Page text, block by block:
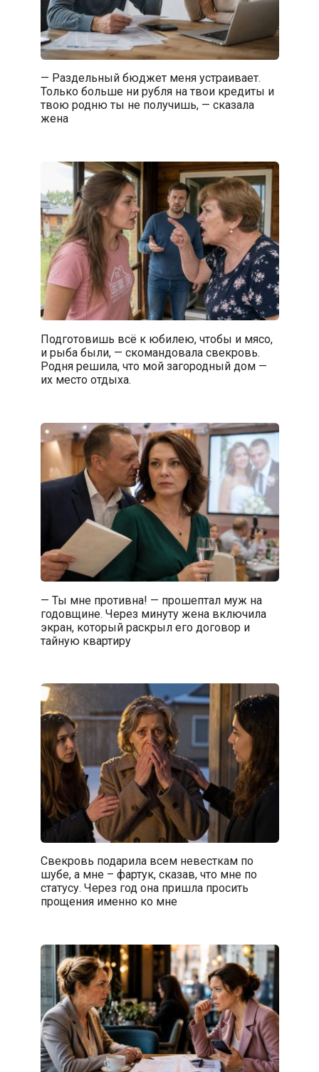
— Раздельный бюджет меня устраивает.
Только больше ни рубля на твои кредиты и
твою родню ты не получишь, — сказала
жена
Подготовишь всё к юбилею, чтобы и мясо,
и рыба были, — скомандовала свекровь.
Родня решила, что мой загородный дом —
их место отдыха.
— Ты мне противна! — прошептал муж на
годовщине. Через минуту жена включила
экран, который раскрыл его договор и
тайную квартиру
Свекровь подарила всем невесткам по
шубе, а мне – фартук, сказав, что мне по
статусу. Через год она пришла просить
прощения именно ко мне